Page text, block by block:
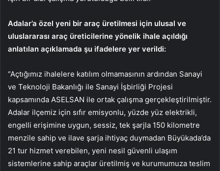
Adalar’a özel yeni bir araç üretilmesi için ulusal ve
uluslararası araç üreticilerine yönelik ihale açıldığı
anlatılan açıklamada şu ifadelere yer verildi:
“Açtığımız ihalelere katılım olmamasının ardından Sanayi
ve Teknoloji Bakanlığı ile Sanayi İşbirliği Projesi
kapsamında ASELSAN ile ortak çalışma gerçekleştirilmiştir.
Adalar ilçemiz için sıfır emisyonlu, yüzde yüz elektrikli,
engelli erişimine uygun, sessiz, tek şarjla 150 kilometre
menzile sahip ve ilave şarja ihtiyaç duymadan Büyükada’da
21 tur hizmet verebilen, yeni nesil güvenli ulaşım
sistemlerine sahip araçlar üretilmiş ve kurumumuza teslim